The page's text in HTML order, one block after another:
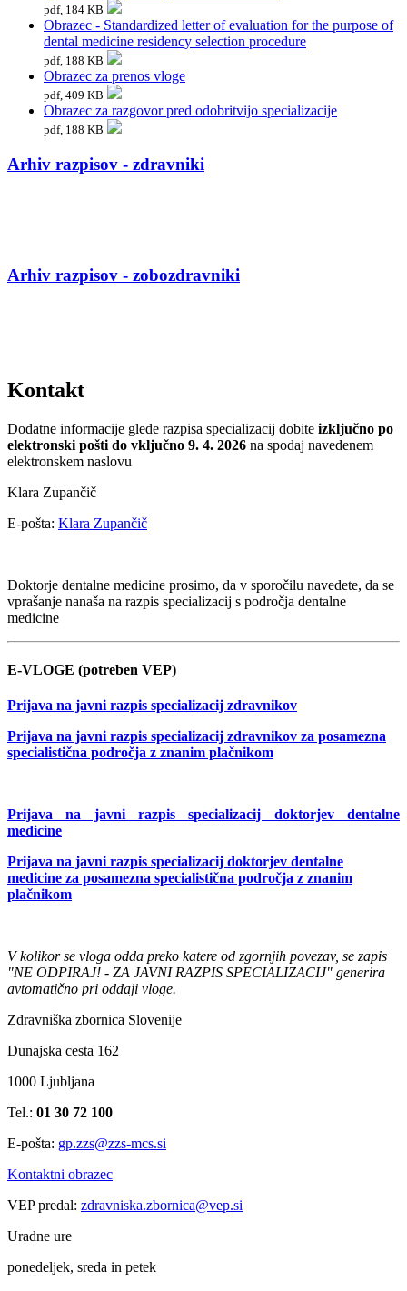
pdf, 184 KB
Obrazec - Standardized letter of evaluation for the purpose of
dental medicine residency selection procedure
pdf, 188 KB
Obrazec za prenos vloge
pdf, 409 KB
Obrazec za razgovor pred odobritvijo specializacije
pdf, 188 KB
Arhiv razpisov - zdravniki
Arhiv razpisov - zobozdravniki
Kontakt
Dodatne informacije glede razpisa specializacij dobite izključno po
elektronski pošti do vključno 9. 4. 2026 na spodaj navedenem
elektronskem naslovu
Klara Zupančič
E-pošta: Klara Zupančič
Doktorje dentalne medicine prosimo, da v sporočilu navedete, da se
vprašanje nanaša na razpis specializacij s področja dentalne
medicine
E-VLOGE (potreben VEP)
Prijava na javni razpis specializacij zdravnikov
Prijava na javni razpis specializacij zdravnikov za posamezna
specialistična področja z znanim plačnikom
Prijava na javni razpis specializacij doktorjev dentalne
medicine
Prijava na javni razpis specializacij doktorjev dentalne
medicine za posamezna specialistična področja z znanim
plačnikom
V kolikor se vloga odda preko katere od zgornjih povezav, se zapis
"NE ODPIRAJ! - ZA JAVNI RAZPIS SPECIALIZACIJ" generira
avtomatično pri oddaji vloge.
Zdravniška zbornica Slovenije
Dunajska cesta 162
1000 Ljubljana
Tel.: 01 30 72 100
E-pošta: gp.zzs@zzs-mcs.si
Kontaktni obrazec
VEP predal: zdravniska.zbornica@vep.si
Uradne ure
ponedeljek, sreda in petek